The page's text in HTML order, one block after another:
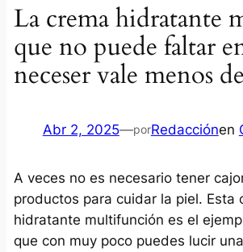
La crema hidratante
que no puede faltar
neceser vale menos
Abr 2, 2025—porRedacciónen
A veces no es necesario tener
productos para cuidar la piel. Esta
hidratante multifunción es el
que con muy poco puedes lucir